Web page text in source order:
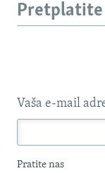
Pretplatite
Vaša e-mail
Pratite nas